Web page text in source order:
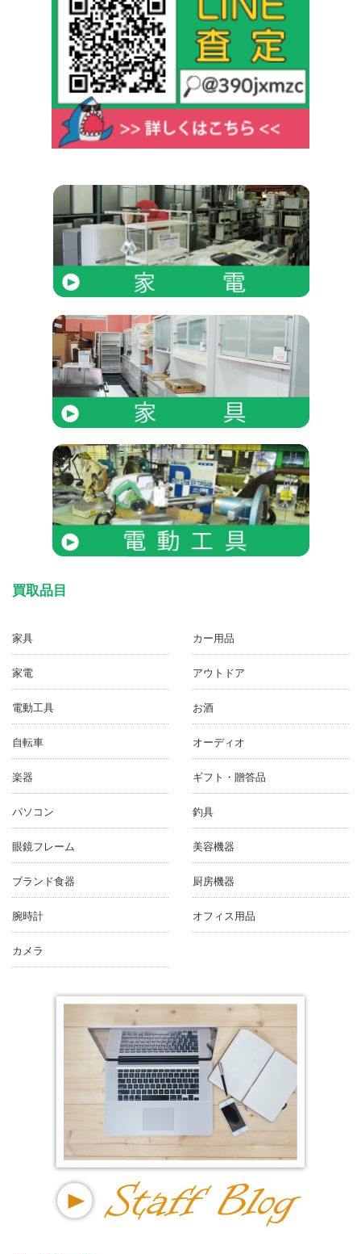
買取品目
家具
家電
電動工具
自転車
楽器
パソコン
眼鏡フレーム
ブランド食器
腕時計
カメラ
カー用品
アウトドア
お酒
オーディオ
ギフト・贈答品
釣具
美容機器
厨房機器
オフィス用品